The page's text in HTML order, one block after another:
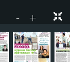
- +